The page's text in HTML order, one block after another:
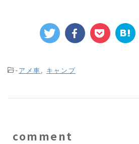
-アメ車 キャンプ
comment